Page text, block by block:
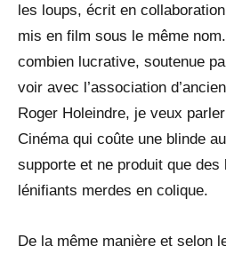
les loups, écrit en
mis en film sous le même
combien lucrative, soutenue
voir avec l’association
Roger Holeindre, je veux
Cinéma qui coûte une blinde
supporte et ne produit que des
lénifiants merdes en colique.
De la même manière et selon